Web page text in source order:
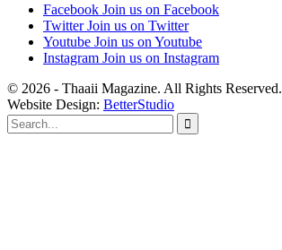
Facebook Join us on Facebook
Twitter Join us on Twitter
Youtube Join us on Youtube
Instagram Join us on Instagram
© 2026 - Thaaii Magazine. All Rights Reserved.
Website Design: BetterStudio